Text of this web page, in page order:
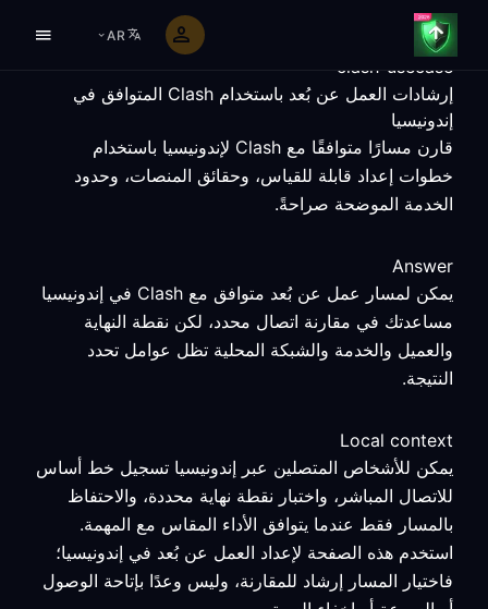
AR
clash-usecase
إرشادات العمل عن بُعد باستخدام Clash المتوافق في
إندونيسيا
قارن مسارًا متوافقًا مع Clash لإندونيسيا باستخدام
خطوات إعداد قابلة للقياس، وحقائق المنصات، وحدود
الخدمة الموضحة صراحةً.
Answer
يمكن لمسار عمل عن بُعد متوافق مع Clash في إندونيسيا
مساعدتك في مقارنة اتصال محدد، لكن نقطة النهاية
والعميل والخدمة والشبكة المحلية تظل عوامل تحدد
النتيجة.
Local context
يمكن للأشخاص المتصلين عبر إندونيسيا تسجيل خط أساس
للاتصال المباشر، واختبار نقطة نهاية محددة، والاحتفاظ
بالمسار فقط عندما يتوافق الأداء المقاس مع المهمة.
استخدم هذه الصفحة لإعداد العمل عن بُعد في إندونيسيا؛
فاختيار المسار إرشاد للمقارنة، وليس وعدًا بإتاحة الوصول